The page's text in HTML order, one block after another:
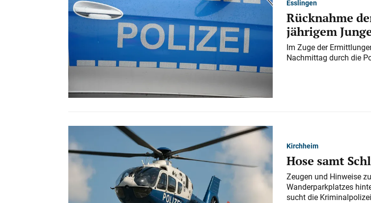
Esslingen
Rücknahme
jährigem
Im Zuge der
Nachmittag durch die
Kirchheim
Hose samt
Zeugen und Hinweise
Wanderparkplatzes
sucht die